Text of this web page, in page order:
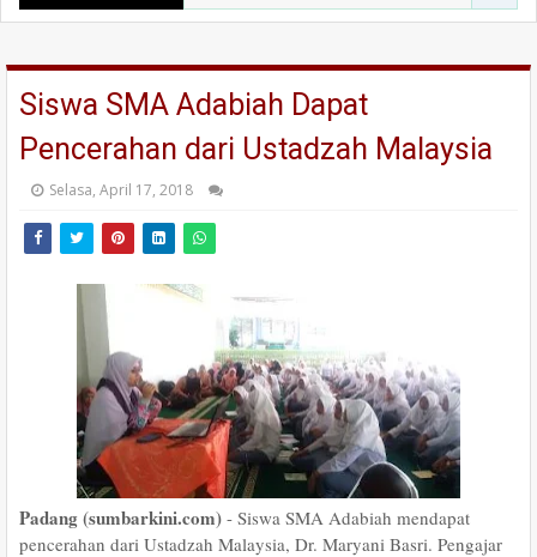
Siswa SMA Adabiah Dapat
Pencerahan dari Ustadzah Malaysia
Selasa, April 17, 2018
Padang (sumbarkini.com) - Siswa SMA Adabiah mendapat
pencerahan dari Ustadzah Malaysia, Dr. Maryani Basri. Pengajar